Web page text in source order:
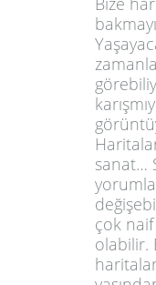
sanat…
çok
olabilir.